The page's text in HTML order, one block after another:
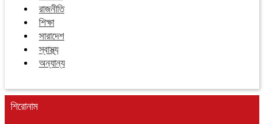
রাজনীতি
শিক্ষা
সারাদেশ
স্বাস্থ্য
অন্যান্য
শিরোনাম